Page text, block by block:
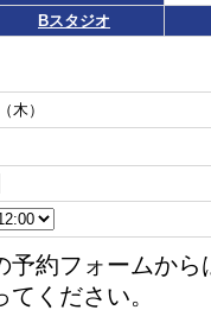
Bスタジオ
木）
予約フォームから
ください。